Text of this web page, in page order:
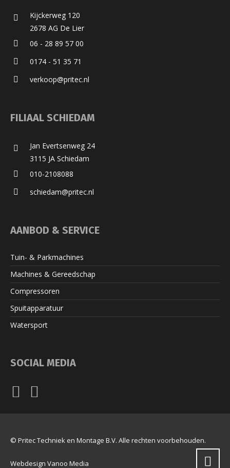
Kijckerweg 120
2678 AG De Lier
06 - 28 89 57 00
0174 - 51 35 71
verkoop@pritec.nl
FILIAAL SCHIEDAM
Jan Evertsenweg 24
3115 JA Schiedam
010-2108088
schiedam@pritec.nl
AANBOD & SERVICE
Tuin- & Parkmachines
Machines & Gereedschap
Compressoren
Spuitapparatuur
Watersport
SOCIAL MEDIA
© Pritec Techniek en Montage B.V. Alle rechten voorbehouden.
Webdesign Vanoo Media